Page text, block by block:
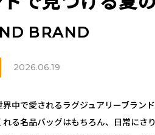
BRAND
2026.06.19
中で愛されるラグジュアリーブラン
る名品バッグはもちろん、日常にさ